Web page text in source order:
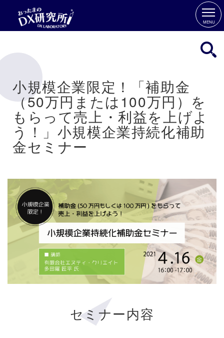
MENU
小規模企業限定！「補助金
（50万円または100万円）を
もらって売上・利益を上げよ
う！」小規模企業持続化補助
金セミナー
セミナー内容